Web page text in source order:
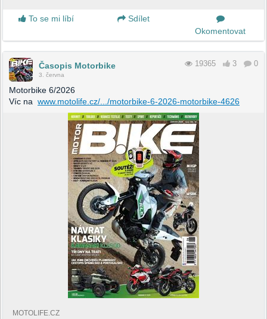
To se mi líbí
Sdílet
Okomentovat
Časopis Motorbike
3. června
19365 3 0
Motorbike 6/2026
Víc na www.motolife.cz/.../motorbike-6-2026-motorbike-4626
MOTOLIFE.CZ